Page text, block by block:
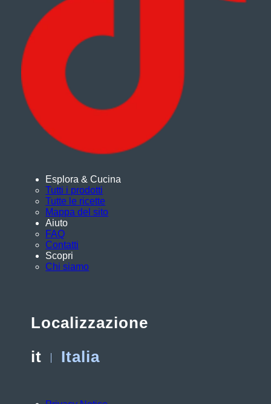
Esplora & Cucina
Tutti i prodotti
Tutte le ricette
Mappa del sito
Aiuto
FAQ
Contatti
Scopri
Chi siamo
Localizzazione
it Italia